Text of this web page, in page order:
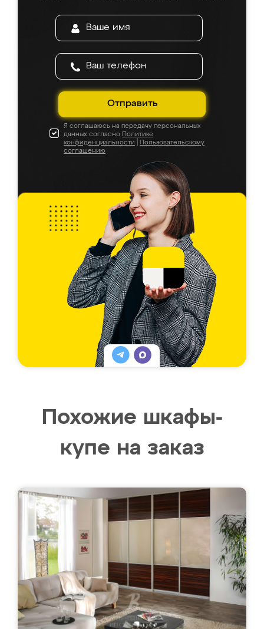
Отправить
Я соглашаюсь на передачу персональных
данных согласно Политике
конфиденциальности
Пользовательскому
соглашению
Похожие шкафы-
купе на заказ